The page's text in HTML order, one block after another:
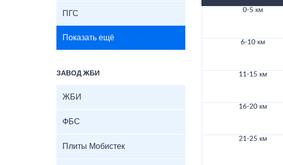
ПГС
Показать ещё
ЗАВОД ЖБИ
ЖБИ
ФБС
Плиты Мобистек
0-5 км
6-10 км
11-15 км
16-20 км
21-25 км